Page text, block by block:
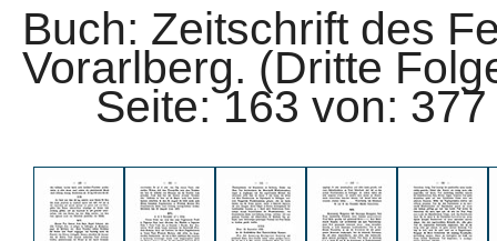
Buch: Zeitschrift des
Vorarlberg. (Dritte
Seite: 163 von: